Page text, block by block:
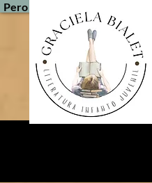
Pero si a pesar de todo lo